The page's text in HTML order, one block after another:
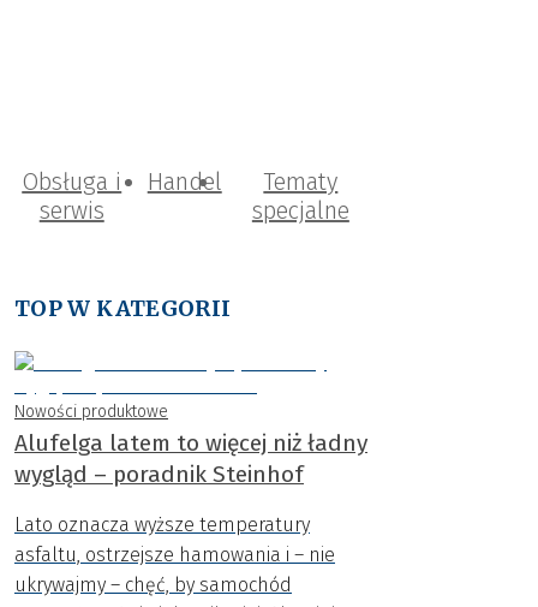
Obsługa i
serwis
Handel
Tematy
specjalne
TOP W KATEGORII
Nowości produktowe
Alufelga latem to więcej niż ładny
wygląd – poradnik Steinhof
Lato oznacza wyższe temperatury
asfaltu, ostrzejsze hamowania i – nie
ukrywajmy – chęć, by samochód